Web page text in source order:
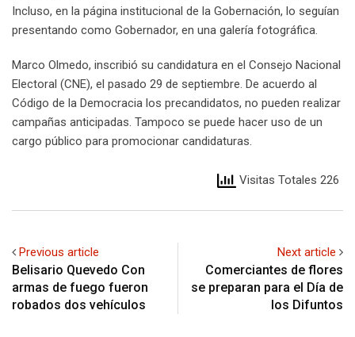
Incluso, en la página institucional de la Gobernación, lo seguían
presentando como Gobernador, en una galería fotográfica.
Marco Olmedo, inscribió su candidatura en el Consejo Nacional
Electoral (CNE), el pasado 29 de septiembre. De acuerdo al
Código de la Democracia los precandidatos, no pueden realizar
campañas anticipadas. Tampoco se puede hacer uso de un
cargo público para promocionar candidaturas.
Visitas Totales 226
Previous article
Belisario Quevedo Con
armas de fuego fueron
robados dos vehículos
Next article
Comerciantes de flores
se preparan para el Día de
los Difuntos